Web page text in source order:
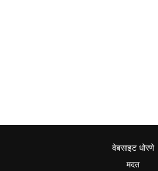
वेबसाइट धोरणे
मदत